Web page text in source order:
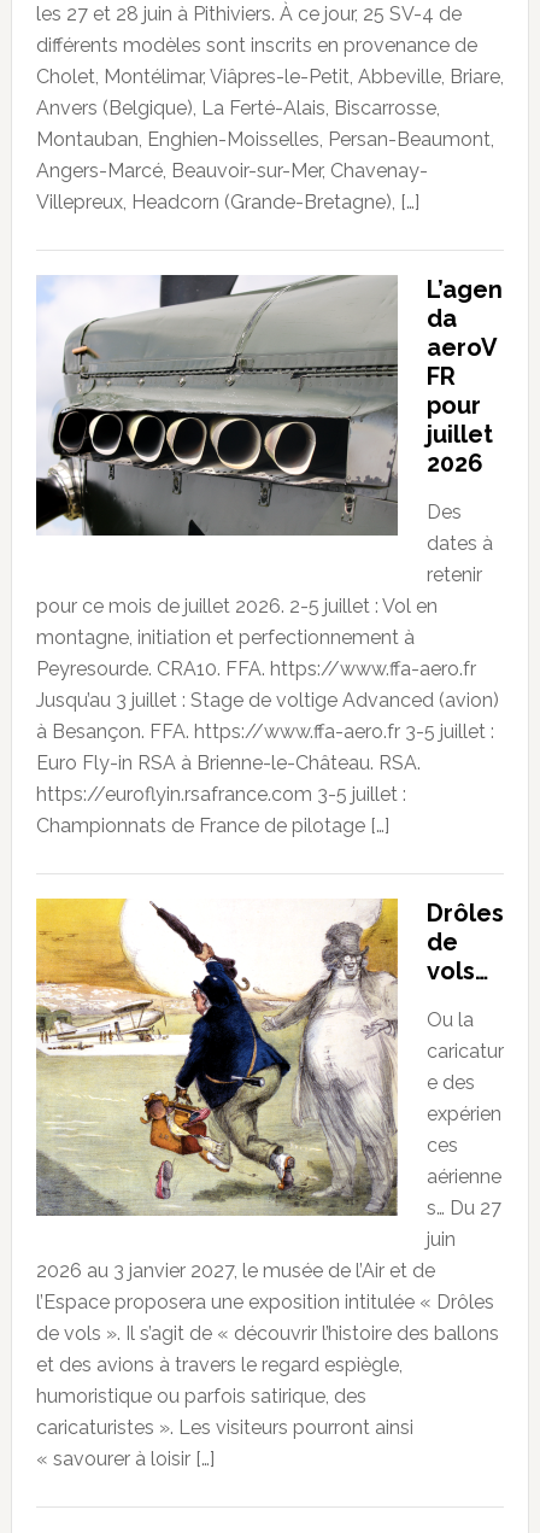
les 27 et 28 juin à Pithiviers. À ce jour, 25 SV-4 de
différents modèles sont inscrits en provenance de
Cholet, Montélimar, Viâpres-le-Petit, Abbeville, Briare,
Anvers (Belgique), La Ferté-Alais, Biscarrosse,
Montauban, Enghien-Moisselles, Persan-Beaumont,
Angers-Marcé, Beauvoir-sur-Mer, Chavenay-
Villepreux, Headcorn (Grande-Bretagne), […]
L’agen
da
aeroV
FR
pour
juillet
2026
Des
dates à
retenir
pour ce mois de juillet 2026. 2-5 juillet : Vol en
montagne, initiation et perfectionnement à
Peyresourde. CRA10. FFA. https://www.ffa-aero.fr
Jusqu’au 3 juillet : Stage de voltige Advanced (avion)
à Besançon. FFA. https://www.ffa-aero.fr 3-5 juillet :
Euro Fly-in RSA à Brienne-le-Château. RSA.
https://euroflyin.rsafrance.com 3-5 juillet :
Championnats de France de pilotage […]
Drôles
de
vols…
Ou la
caricatur
e des
expérien
ces
aérienne
s… Du 27
juin
2026 au 3 janvier 2027, le musée de l’Air et de
l’Espace proposera une exposition intitulée « Drôles
de vols ». Il s’agit de « découvrir l’histoire des ballons
et des avions à travers le regard espiègle,
humoristique ou parfois satirique, des
caricaturistes ». Les visiteurs pourront ainsi
« savourer à loisir […]